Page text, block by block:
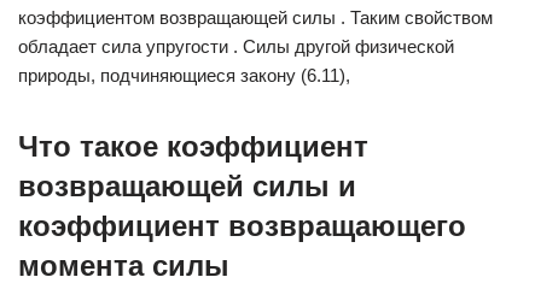
коэффициентом возвращающей силы . Таким свойством
обладает сила упругости . Силы другой физической
природы, подчиняющиеся закону (6.11),
Что такое коэффициент
возвращающей силы и
коэффициент возвращающего
момента силы